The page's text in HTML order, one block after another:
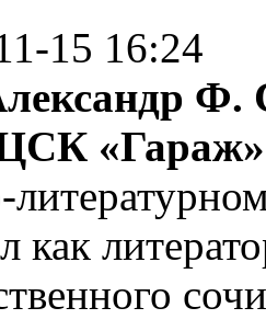
15 16:24
Ф.
«Гараж»
как